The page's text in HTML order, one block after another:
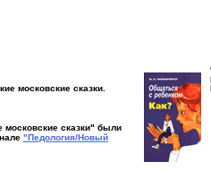
московские сказки.
сказки" были
"Педология/Новый